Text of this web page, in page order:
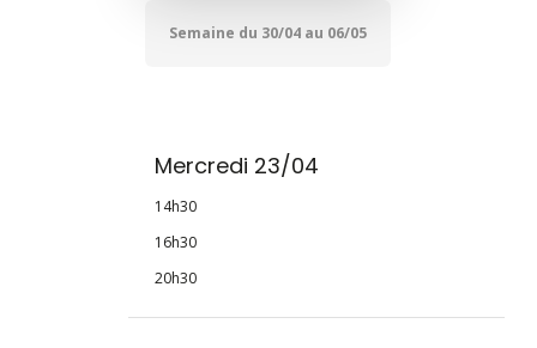
Semaine du 30/04 au 06/05
Mercredi 23/04
14h30
16h30
20h30